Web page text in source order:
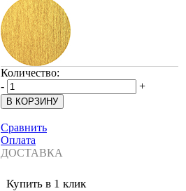
Количество:
-
+
Сравнить
Оплата
ДОСТАВКА
Купить в 1 клик